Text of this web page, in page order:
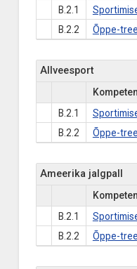
B.2.1
B.2.2
Õppe-
Allveesport
B.2.1
B.2.2
Õppe-
Ameerika jalgpall
B.2.1
B.2.2
Õppe-